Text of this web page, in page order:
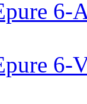
6-
6-